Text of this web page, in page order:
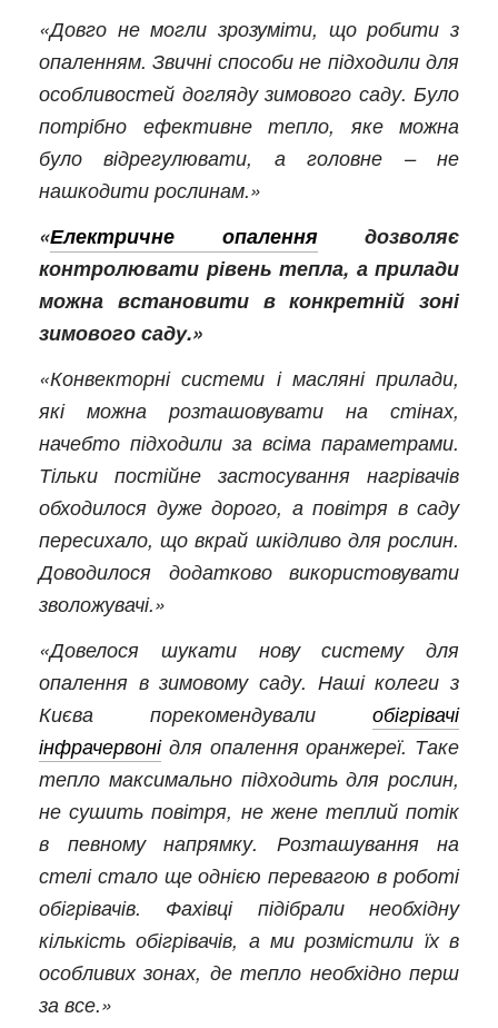
«Довго не могли зрозуміти, що робити з
опаленням. Звичні способи не підходили для
особливостей догляду зимового саду. Було
потрібно ефективне тепло, яке можна
було відрегулювати, а головне – не
нашкодити рослинам.»
«Електричне опаленнядозволяє
контролювати рівень тепла, а прилади
можна встановити в конкретній зоні
зимового саду.»
«Конвекторні системи і масляні прилади,
які можна розташовувати на стінах,
начебто підходили за всіма параметрами.
Тільки постійне застосування нагрівачів
обходилося дуже дорого, а повітря в саду
пересихало, що вкрай шкідливо для рослин.
Доводилося додатково використовувати
зволожувачі.»
«Довелося шукати нову систему для
опалення в зимовому саду. Наші колеги з
Києва порекомендували обігрівачі
інфрачервонідля опалення оранжереї. Таке
тепло максимально підходить для рослин,
не сушить повітря, не жене теплий потік
в певному напрямку. Розташування на
стелі стало ще однією перевагою в роботі
обігрівачів. Фахівці підібрали необхідну
кількість обігрівачів, а ми розмістили їх в
особливих зонах, де тепло необхідно перш
за все.»